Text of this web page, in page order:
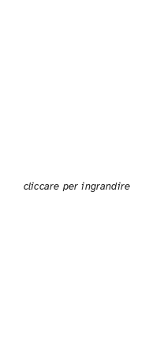
cliccare per ingrandire